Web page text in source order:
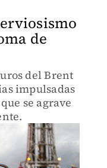
de
del Brent
impulsadas
se agrave